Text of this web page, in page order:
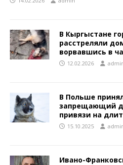
В Кыргыстане
расстреляли
ворвавшись в
12.02.2026
В Польше
запрещающий
привязи на
15.10.2025
Ивано-